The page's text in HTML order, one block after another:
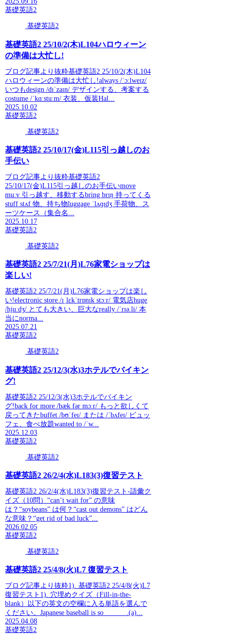
基礎英語2
基礎英語2
基礎英語2 25/10/2(木)L104ハロウィーン
の準備は大忙し!
ブログ記事より抜粋基礎英語2 25/10/2(木)L104
ハロウィーンの準備は大忙し!always /ˈɔːlweɪz/
いつもdesign /dɪˈzaɪn/ デザインする、考案する
costume /ˈkɑːstuːm/ 衣装、仮装Hal...
2025.10.02
基礎英語2
基礎英語2
基礎英語2 25/10/17(金)L115引っ越しのお
手伝い
ブログ記事より抜粋基礎英語2
25/10/17(金)L115引っ越しのお手伝いmove
muːv 引っ越す、移動するbring brɪŋ 持ってくる
stuff stʌf 物、持ち物luggage ˈlʌɡɪdʒ 手荷物、ス
ーツケース（集合名...
2025.10.17
基礎英語2
基礎英語2
基礎英語2 25/7/21(月)L76家電ショップは
楽しい!
基礎英語2 25/7/21(月)L76家電ショップは楽し
い!electronic store /ɪˌlɛkˈtrɒnɪk stɔːr/ 電気店huge
/hjuːdʒ/ とても大きい、巨大なreally /ˈrɪə.li/ 本
当にnorma...
2025.07.21
基礎英語2
基礎英語2
基礎英語2 25/12/3(水)3ホテルでバイキン
グ!
基礎英語2 25/12/3(水)3ホテルでバイキン
グ!back for more /bæk fər mɔːr/ もっと欲しくて
戻ってきたbuffet /bʊˈfeɪ/ または /ˈbʌfeɪ/ ビュッ
フェ、食べ放題wanted to /ˈw...
2025.12.03
基礎英語2
基礎英語2
基礎英語2 26/2/4(水)L183(3)復習テスト
基礎英語2 26/2/4(水)L183(3)復習テスト-語彙ク
イズ（10問）“can’t wait for” の意味
は？“soybeans” は何？“cast out demons” はどん
な意味？“get rid of bad luck”...
2026.02.05
基礎英語2
基礎英語2
基礎英語2 25/4/8(火)L7 復習テスト
ブログ記事より抜粋1). 基礎英語2 25/4/8(火)L7
復習テスト1). 穴埋めクイズ（Fill-in-the-
blank）以下の英文の空欄に入る単語を選んで
ください。Japanese baseball is so ______.(a)...
2025.04.08
基礎英語2